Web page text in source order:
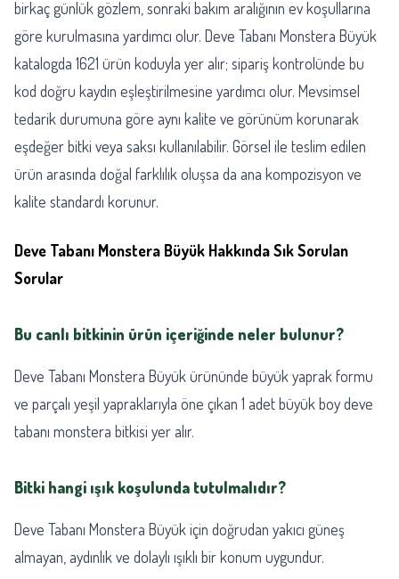
birkaç günlük gözlem, sonraki bakım aralığının ev koşullarına
göre kurulmasına yardımcı olur. Deve Tabanı Monstera Büyük
katalogda 1621 ürün koduyla yer alır; sipariş kontrolünde bu
kod doğru kaydın eşleştirilmesine yardımcı olur. Mevsimsel
tedarik durumuna göre aynı kalite ve görünüm korunarak
eşdeğer bitki veya saksı kullanılabilir. Görsel ile teslim edilen
ürün arasında doğal farklılık oluşsa da ana kompozisyon ve
kalite standardı korunur.
Deve Tabanı Monstera Büyük Hakkında Sık Sorulan
Sorular
Bu canlı bitkinin ürün içeriğinde neler bulunur?
Deve Tabanı Monstera Büyük ürününde büyük yaprak formu
ve parçalı yeşil yapraklarıyla öne çıkan 1 adet büyük boy deve
tabanı monstera bitkisi yer alır.
Bitki hangi ışık koşulunda tutulmalıdır?
Deve Tabanı Monstera Büyük için doğrudan yakıcı güneş
almayan, aydınlık ve dolaylı ışıklı bir konum uygundur.